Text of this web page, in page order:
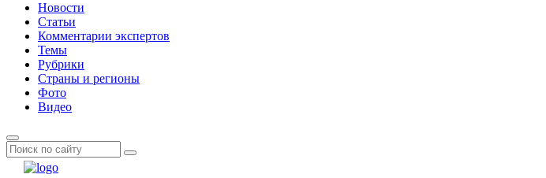
Новости
Статьи
Комментарии экспертов
Темы
Рубрики
Страны и регионы
Фото
Видео